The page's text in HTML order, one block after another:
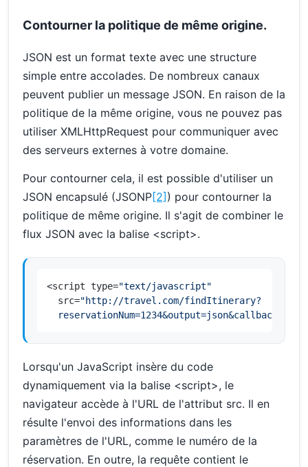
Contourner la politique de même origine.
JSON est un format texte avec une structure
simple entre accolades. De nombreux canaux
peuvent publier un message JSON. En raison de la
politique de la même origine, vous ne pouvez pas
utiliser XMLHttpRequest pour communiquer avec
des serveurs externes à votre domaine.
Pour contourner cela, il est possible d'utiliser un
JSON encapsulé (JSONP[2] ) pour contourner la
politique de même origine. Il s'agit de combiner le
flux JSON avec la balise <script>.
<script type="text/javascript"
  src=
"http://travel.com/findItinerary?
Lorsqu'un JavaScript insère du code
dynamiquement via la balise <script>, le
navigateur accède à l'URL de l'attribut src. Il en
résulte l'envoi des informations dans les
paramètres de l'URL, comme le numéro de la
réservation. En outre, la requête contient le